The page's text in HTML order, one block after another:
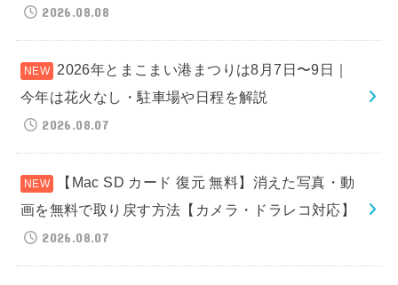
2026.08.08
2026年とまこまい港まつりは8月7日〜9日｜
今年は花火なし・駐車場や日程を解説
2026.08.07
【Mac SD カード 復元 無料】消えた写真・動
画を無料で取り戻す方法【カメラ・ドラレコ対応】
2026.08.07